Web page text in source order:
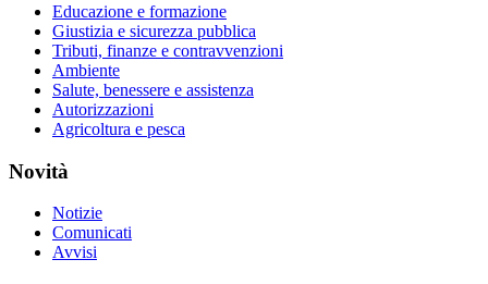
Educazione e formazione
Giustizia e sicurezza pubblica
Tributi, finanze e contravvenzioni
Ambiente
Salute, benessere e assistenza
Autorizzazioni
Agricoltura e pesca
Novità
Notizie
Comunicati
Avvisi